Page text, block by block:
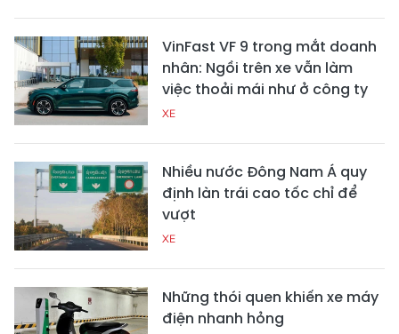
VinFast VF 9 trong mắt doanh
nhân: Ngồi trên xe vẫn làm
việc thoải mái như ở công ty
XE
Nhiều nước Đông Nam Á quy
định làn trái cao tốc chỉ để
vượt
XE
Những thói quen khiến xe máy
điện nhanh hỏng